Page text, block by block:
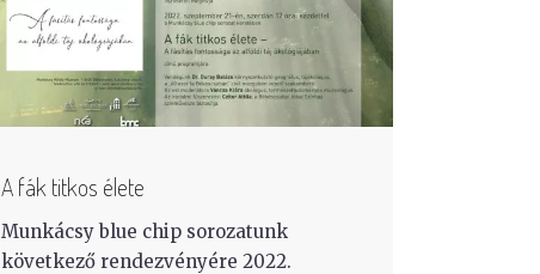
A fák titkos élete
Munkácsy blue chip sorozatunk
következő rendezvényére 2022.